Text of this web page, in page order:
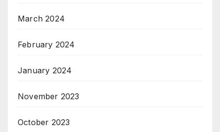
March 2024
February 2024
January 2024
November 2023
October 2023